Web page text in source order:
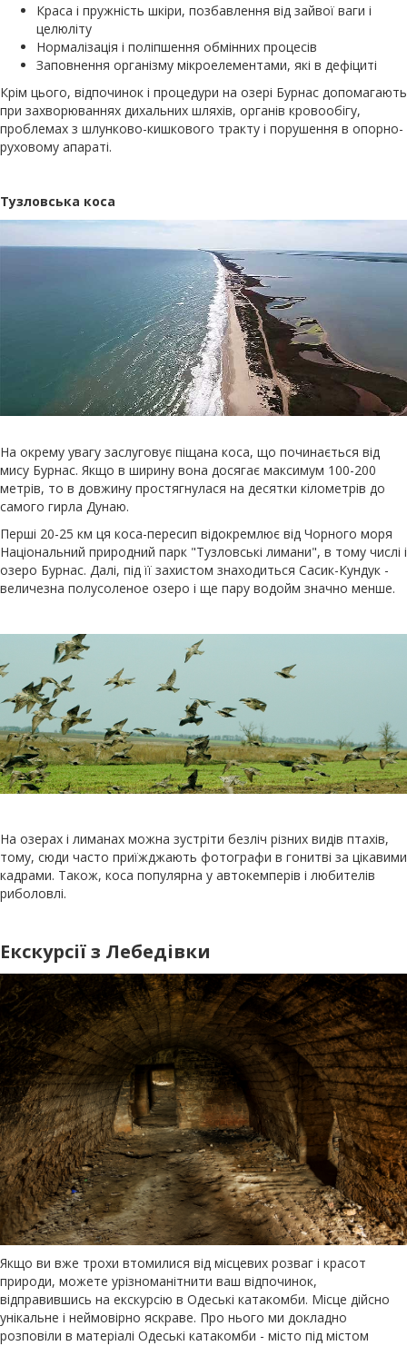
Краса і пружність шкіри, позбавлення від зайвої ваги і
целюліту
Нормалізація і поліпшення обмінних процесів
Заповнення організму мікроелементами, які в дефіциті
Крім цього, відпочинок і процедури на озері Бурнас допомагають
при захворюваннях дихальних шляхів, органів кровообігу,
проблемах з шлунково-кишкового тракту і порушення в опорно-
руховому апараті.
Тузловська коса
На окрему увагу заслуговує піщана коса, що починається від
мису Бурнас. Якщо в ширину вона досягає максимум 100-200
метрів, то в довжину простягнулася на десятки кілометрів до
самого гирла Дунаю.
Перші 20-25 км ця коса-пересип відокремлює від Чорного моря
Національний природний парк "Тузловські лимани", в тому числі і
озеро Бурнас. Далі, під її захистом знаходиться Сасик-Кундук -
величезна полусоленое озеро і ще пару водойм значно менше.
На озерах і лиманах можна зустріти безліч різних видів птахів,
тому, сюди часто приїжджають фотографи в гонитві за цікавими
кадрами. Також, коса популярна у автокемперів і любителів
риболовлі.
Екскурсії з Лебедівки
Якщо ви вже трохи втомилися від місцевих розваг і красот
природи, можете урізноманітнити ваш відпочинок,
відправившись на екскурсію в Одеські катакомби. Місце дійсно
унікальне і неймовірно яскраве. Про нього ми докладно
розповіли в матеріалі Одеські катакомби - місто під містом